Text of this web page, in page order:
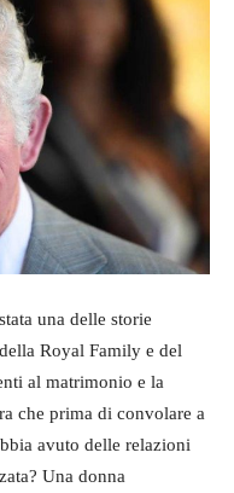
una delle storie
Royal Family e del
al matrimonio e la
che prima di convolare a
avuto delle relazioni
Una donna